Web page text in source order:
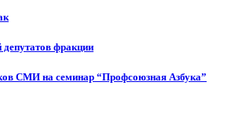
фракции
СМИ на семинар “Профсоюзная Азбука”